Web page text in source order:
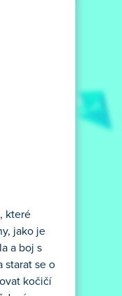
které
jako je
a boj s
starat se o
kočičí